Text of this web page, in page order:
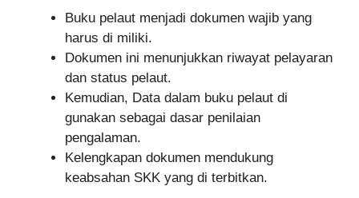
Buku pelaut menjadi dokumen wajib yang
harus di miliki.
Dokumen ini menunjukkan riwayat pelayaran
dan status pelaut.
Kemudian, Data dalam buku pelaut di
gunakan sebagai dasar penilaian
pengalaman.
Kelengkapan dokumen mendukung
keabsahan SKK yang di terbitkan.